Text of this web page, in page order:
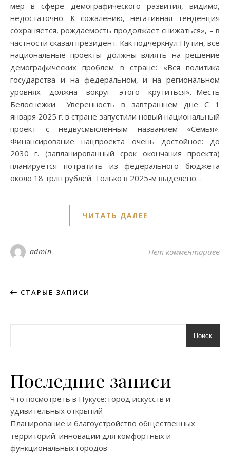
мер в сфере демографического развития, видимо,
недостаточно. К сожалению, негативная тенденция
сохраняется, рождаемость продолжает снижаться», – в
частности сказал президент. Как подчеркнул Путин, все
национальные проекты должны влиять на решение
демографических проблем в стране: «Вся политика
государства и на федеральном, и на региональном
уровнях должна вокруг этого крутиться». Месть
Белоснежки Уверенность в завтрашнем дне С 1
января 2025 г. в стране запустили новый национальный
проект с недвусмысленным названием «Семья».
Финансирование нацпроекта очень достойное: до
2030 г. (запланированный срок окончания проекта)
планируется потратить из федерального бюджета
около 18 трлн рублей. Только в 2025-м выделено…
ЧИТАТЬ ДАЛЕЕ
admin Нет комментариев
СТАРЫЕ ЗАПИСИ
Поиск
Последние записи
Что посмотреть в Нукусе: город искусств и
удивительных открытий
Планирование и благоустройство общественных
территорий: инновации для комфортных и
функциональных городов